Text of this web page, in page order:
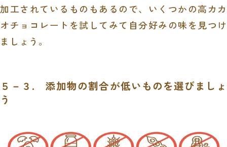
加工されているものもあるので、いくつかの高カカ
オチョコレートを試してみて自分好みの味を見つけ
ましょう。
５－３. 添加物の割合が低いものを選びましょ
う